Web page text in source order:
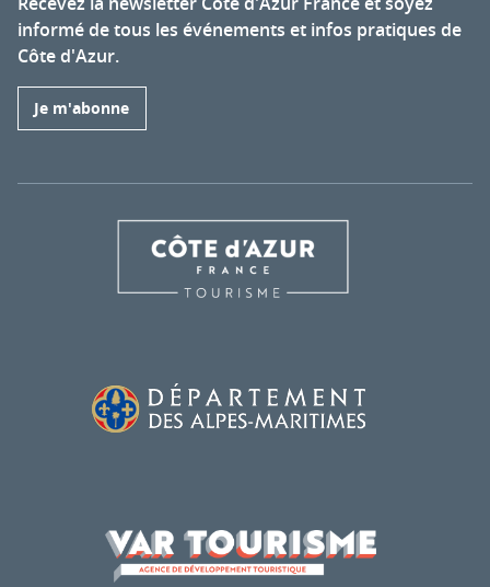
informé de tous les événements et infos pratiques de
Côte d'Azur.
Je m'abonne